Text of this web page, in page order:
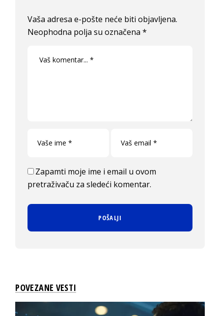
Vaša adresa e-pošte neće biti objavljena.
Neophodna polja su označena*
Zapamti moje ime i email u ovom
pretraživaču za sledeći komentar.
POVEZANE VESTI